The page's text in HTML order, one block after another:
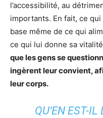
l’accessibilité, au
importants. En fait, ce
base même de ce qui
ce qui lui donne sa
que les gens se
ingèrent leur convient,
leur corps.
QU’EN EST-